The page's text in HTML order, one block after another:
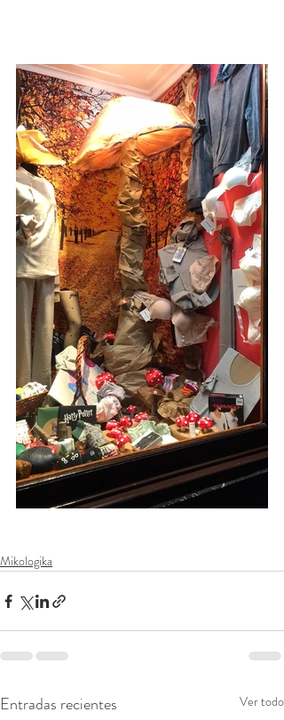
Mikologika
Entradas recientes Ver todo